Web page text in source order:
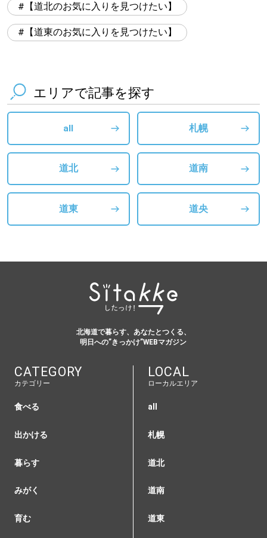
【道北のお気に入りを見つけたい】
【道東のお気に入りを見つけたい】
エリアで記事を探す
all 札幌
道北 道南
道東 道央
北海道で暮らす、あなたとつくる、
明日への”きっかけ”WEBマガジン
CATEGORY
カテゴリー
食べる
出かける
暮らす
みがく
育む
LOCAL
ローカルエリア
all
札幌
道北
道南
道東